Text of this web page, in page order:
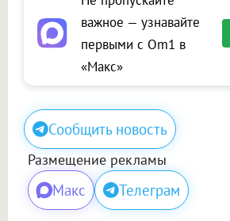
важное — узнавайте
первыми с Om1 в
«Макс»
Сообщить новость
Размещение рекламы
Макс Телеграм